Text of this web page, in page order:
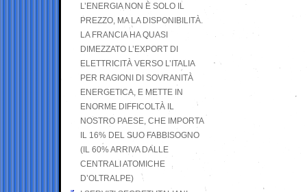
L’ENERGIA NON È SOLO IL
PREZZO, MA LA DISPONIBILITÀ.
LA FRANCIA HA QUASI
DIMEZZATO L’EXPORT DI
ELETTRICITÀ VERSO L’ITALIA
PER RAGIONI DI SOVRANITÀ
ENERGETICA, E METTE IN
ENORME DIFFICOLTÀ IL
NOSTRO PAESE, CHE IMPORTA
IL 16% DEL SUO FABBISOGNO
(IL 60% ARRIVA DALLE
CENTRALI ATOMICHE
D’OLTRALPE)